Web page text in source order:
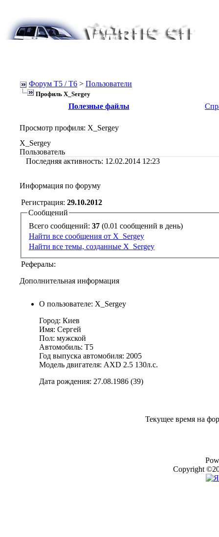
Форум Т5 / T6 > Пользователи
Профиль X_Sergey
Полезные файлы
Просмотр профиля: X_Sergey
X_Sergey
Пользователь
Последняя активность: 12.02.2014 12:23
Информация по форуму
Регистрация: 29.10.2012
Сообщений
Всего сообщений: 37
(0.01 сообщений в день)
Найти все сообщения от X_Sergey
Найти все темы, созданные X_Sergey
Рефералы:
Дополнительная информация
О пользователе: X_Sergey
Город: Киев
Имя: Сергей
Пол: мужской
Автомобиль: Т5
Год выпуска автомобиля: 2005
Модель двигателя: AXD 2.5 130л.с.
Дата рождения: 27.08.1986 (39)
Текущее время на
Copyright